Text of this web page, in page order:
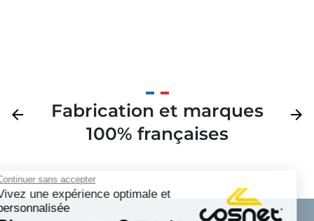
Continuer sans accepter
Vivez une expérience optimale et
personnalisée
Précédent
arrow_back
Fabrication et marques
100% françaises
arrow_forward